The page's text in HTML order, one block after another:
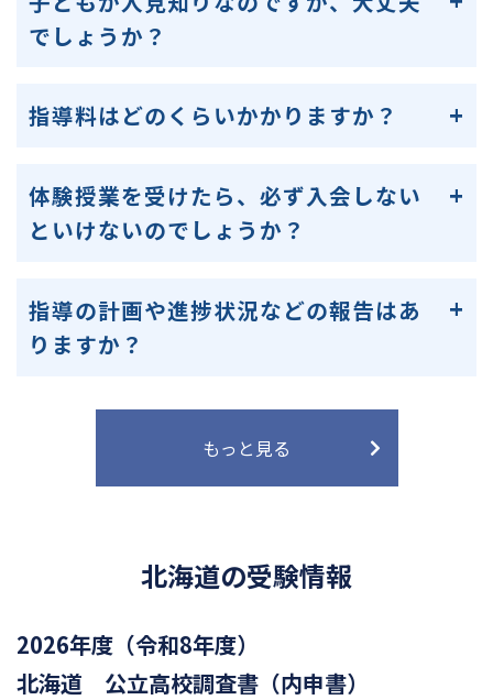
でしょうか？
指導料はどのくらいかかりますか？
体験授業を受けたら、必ず入会しない
といけないのでしょうか？
指導の計画や進捗状況などの報告はあ
りますか？
もっと見る
北海道の受験情報
2026年度（令和8年度）
北海道 公立高校調査書（内申書）